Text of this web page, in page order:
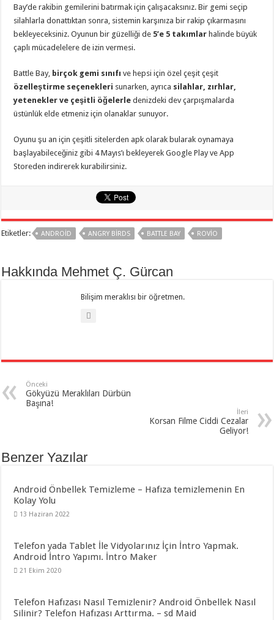
Bay’de rakibin gemilerini batırmak için çalışacaksınız. Bir gemi seçip
silahlarla donattıktan sonra, sistemin karşınıza bir rakip çıkarmasını
bekleyeceksiniz. Oyunun bir güzelliği de 5’e 5 takımlar halinde büyük
çaplı mücadelelere de izin vermesi.
Battle Bay, birçok gemi sınıfı ve hepsi için özel çeşit çeşit
özelleştirme seçenekleri sunarken, ayrıca silahlar, zırhlar,
yetenekler ve çeşitli öğelerle denizdeki dev çarpışmalarda
üstünlük elde etmeniz için olanaklar sunuyor.
Oyunu şu an için çeşitli sitelerden apk olarak bularak oynamaya
başlayabileceğiniz gibi 4 Mayıs’ı bekleyerek Google Play ve App
Storeden indirerek kurabilirsiniz.
Etiketler: ANDROID ANGRY BIRDS BATTLE BAY ROVIO
Hakkında Mehmet Ç. Gürcan
Bilişim meraklısı bir öğretmen.
Önceki
Gökyüzü Meraklıları Dürbün
Başına!
İleri
Korsan Filme Ciddi Cezalar
Geliyor!
Benzer Yazılar
Android Önbellek Temizleme – Hafıza temizlemenin En
Kolay Yolu
13 Haziran 2022
Telefon yada Tablet İle Vidyolarınız İçin İntro Yapmak.
Android İntro Yapımı. İntro Maker
21 Ekim 2020
Telefon Hafızası Nasıl Temizlenir? Android Önbellek Nasıl
Silinir? Telefon Hafızası Arttırma. – sd Maid